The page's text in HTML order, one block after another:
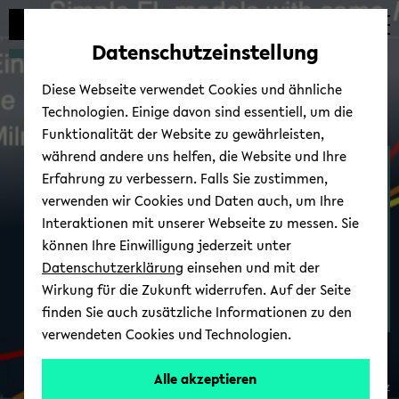
Automatische
vermeiden
zum
wechseln
zum
wechseln
zum
wechseln
As­tro­te­il­chen, Kos­mo­lo­gie
& Gra­vi­ta­ti­on
© Uni­ver­si­tät Bie­le­feld / Do­mi­nik Schwarz
Datenschutzeinstellung
Diese Webseite verwendet Cookies und ähnliche
Technologien. Einige davon sind essentiell, um die
Funktionalität der Website zu gewährleisten,
während andere uns helfen, die Website und Ihre
Erfahrung zu verbessern. Falls Sie zustimmen,
verwenden wir Cookies und Daten auch, um Ihre
Interaktionen mit unserer Webseite zu messen. Sie
können Ihre Einwilligung jederzeit unter
Datenschutzerklärung einsehen und mit der
Wirkung für die Zukunft widerrufen. Auf der Seite
finden Sie auch zusätzliche Informationen zu den
verwendeten Cookies und Technologien.
Alle akzeptieren